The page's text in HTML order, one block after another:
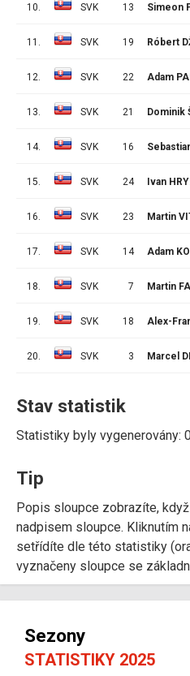
10. SVK 13 Simeon
11. SVK 19 Róbert
12. SVK 22 Adam
13. SVK 21 Dominik
14. SVK 16
15. SVK 24 Ivan
16. SVK 23 Martin
17. SVK 14 Adam
18. SVK 7 Martin
19. SVK 18 Alex-
20. SVK 3 Marcel
Stav statistik
Statistiky byly vygenerovány:
Tip
Popis sloupce zobrazíte,
nadpisem sloupce. Kliknutím
setřídíte dle této statistiky
vyznačeny sloupce se
Sezony
STATISTIKY 2025